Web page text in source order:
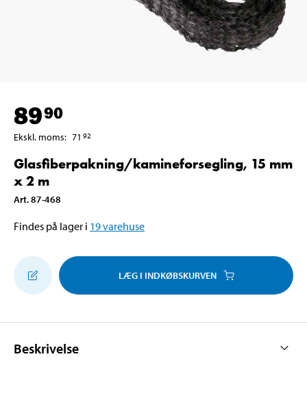
8990
Ekskl. moms: 71 92
Glasfiberpakning/kamineforsegling, 15 mm
x 2 m
Art.87-468
Findes på lager i 19varehuse
LÆG I INDKØBSKURVEN
Beskrivelse